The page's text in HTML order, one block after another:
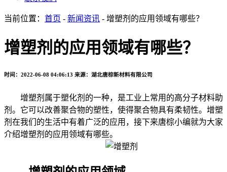
当前位置： 首页 - 新闻资讯 - 增塑剂的应用领域有哪些？
增塑剂的应用领域有哪些？
时间：2022-06-08 04:06:13 来源：湖北唐棕新材料有限公司
增塑剂属于塑化剂的一种，是工业上常用的高分子材料助
剂。它可以改善聚合物的塑性，使得聚合物具有柔韧性。增塑
剂在我们的生活中有着广泛的应用，接下来唐棕小编就为大家
介绍增塑剂的应用领域有哪些。